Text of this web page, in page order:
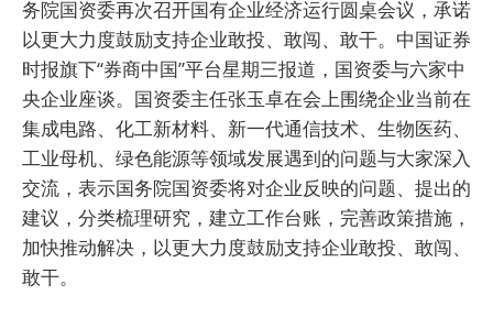
务院国资委再次召开国有企业经济运行圆桌会议，承诺
以更大力度鼓励支持企业敢投、敢闯、敢干。中国证券
时报旗下“券商中国”平台星期三报道，国资委与六家中
央企业座谈。国资委主任张玉卓在会上围绕企业当前在
集成电路、化工新材料、新一代通信技术、生物医药、
工业母机、绿色能源等领域发展遇到的问题与大家深入
交流，表示国务院国资委将对企业反映的问题、提出的
建议，分类梳理研究，建立工作台账，完善政策措施，
加快推动解决，以更大力度鼓励支持企业敢投、敢闯、
敢干。